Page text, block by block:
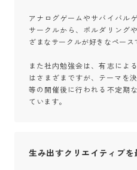
アナログゲームやサバイバル
サークルから、ボルダリング
ざまなサークルが好きなペース
また社内勉強会は、有志によ
はさまざまですが、テーマを
等の開催後に行われる不定期
ています。
生み出すクリエイティブを